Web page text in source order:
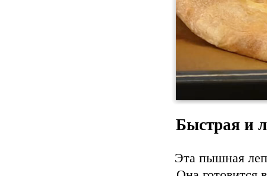
Быстрая и
Эта пышная